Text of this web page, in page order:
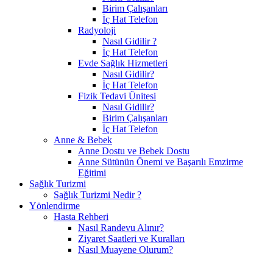
Birim Çalışanları
İç Hat Telefon
Radyoloji
Nasıl Gidilir ?
İç Hat Telefon
Evde Sağlık Hizmetleri
Nasıl Gidilir?
İç Hat Telefon
Fizik Tedavi Ünitesi
Nasıl Gidilir?
Birim Çalışanları
İç Hat Telefon
Anne & Bebek
Anne Dostu ve Bebek Dostu
Anne Sütünün Önemi ve Başarılı Emzirme
Eğitimi
Sağlık Turizmi
Sağlık Turizmi Nedir ?
Yönlendirme
Hasta Rehberi
Nasıl Randevu Alınır?
Ziyaret Saatleri ve Kuralları
Nasıl Muayene Olurum?